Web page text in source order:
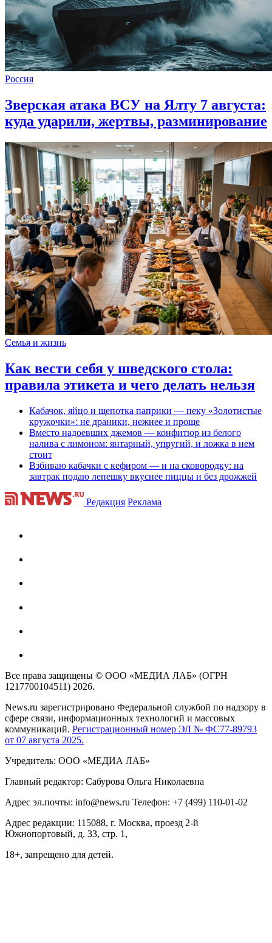
Россия
Зверская атака ВСУ на Ялту 7 августа:
куда ударили, жертвы, разминирование
Семья и жизнь
Как вести себя у шведского стола:
правила этикета и чего делать нельзя
Кабачок, яйцо и щепотка паприки — пеку «Золотистые
кружочки»: не драники, нежнее и проще
Вместо надоевших джемов — конфитюр из белого
налива с лимоном: янтарный, упругий, и ложка в нем
стоит
Взбиваю кабачки с кефиром — и на сковородку: на
завтрак подаю лепешку вкуснее пиццы и без дрожжей
Редакция Реклама
Все права защищены © ООО «МЕДИА ЛАБ» (ОГРН
1217700104511) 2026.
News.ru зарегистрировано Федеральной службой по надзору в
сфере связи, информационных технологий и массовых
коммуникаций. Регистрационный номер ЭЛ № ФС77-89793
от 07 августа 2025.
Учредитель: ООО «МЕДИА ЛАБ»
Главный редактор: Сабурова Ольга Николаевна
Адрес эл.почты: info@news.ru Телефон: +7 (499) 110-01-02
Адрес редакции: 115088, г. Москва, проезд 2-й
Южнопортовый, д. 33, стр. 1,
18+, запрещено для детей.